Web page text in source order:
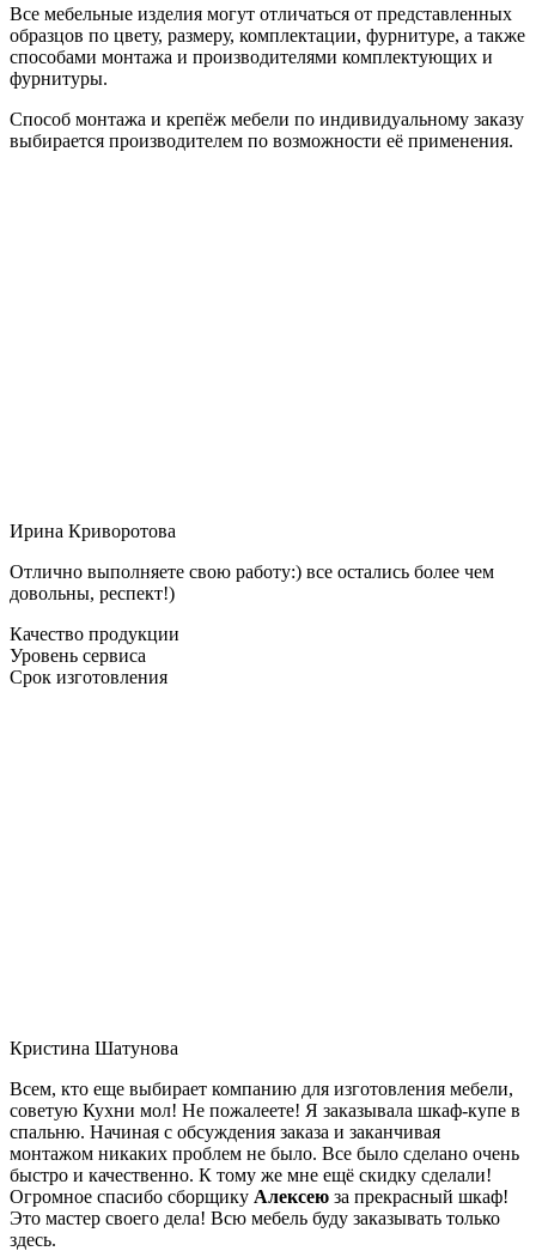
Все мебельные изделия могут отличаться от представленных
образцов по цвету, размеру, комплектации, фурнитуре, а также
способами монтажа и производителями комплектующих и
фурнитуры.
Способ монтажа и крепёж мебели по индивидуальному заказу
выбирается производителем по возможности её применения.
Ирина Криворотова
Отлично выполняете свою работу:) все остались более чем
довольны, респект!)
Качество продукции
Уровень сервиса
Срок изготовления
Кристина Шатунова
Всем, кто еще выбирает компанию для изготовления мебели,
советую Кухни мол! Не пожалеете! Я заказывала шкаф-купе в
спальню. Начиная с обсуждения заказа и заканчивая
монтажом никаких проблем не было. Все было сделано очень
быстро и качественно. К тому же мне ещё скидку сделали!
Огромное спасибо сборщику Алексею за прекрасный шкаф!
Это мастер своего дела! Всю мебель буду заказывать только
здесь.